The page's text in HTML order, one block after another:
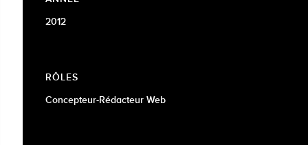
2012
RÔLES
Concepteur-Rédacteur Web